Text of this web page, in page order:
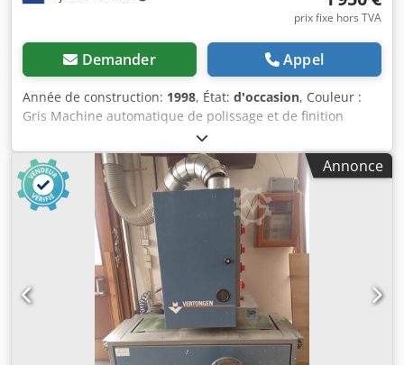
prix fixe hors TVA
Demander Appel
Année de construction: 1998, État: d'occasion, Couleur :
Gris Machine automatique de polissage et de finition
Löwer FA 4 S Année de fabrication : 1998 Numéro de
machine : 9667 400 V, 14,5 ampères. 4 x moteur de 0,37 kW
Longueur de travail : 3000 mm Dimensions : 5000 x 18050 x
1600 mm (L x l x h), poids : 550 kg. - Année de fabrication :
1998 - Documentation disponible : Oui Dcodpfxownh Avo
Aldjk - Certificat CE : Non Informations financières TVA : Le
prix indiqué est hors TVA TVA/régime de marge : TVA
déductible pour les entreprises Livraison et reprise
possible à tout moment pour tous les équipements
industriels Yorick Diebels
Annonce